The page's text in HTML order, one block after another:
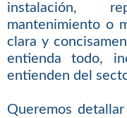
instalación,
mantenimiento o
clara y
entienda todo,
entienden del
Queremos